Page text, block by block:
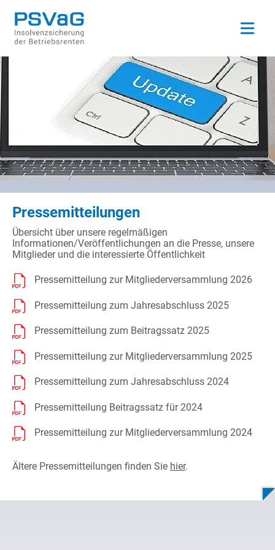
Open
Pressemitteilungen
Übersicht über unsere regelmäßigen
Informationen/Veröffentlichungen an die Presse, unsere
Mitglieder und die interessierte Öffentlichkeit
Pressemitteilung zur Mitgliederversammlung 2026
Pressemitteilung zum Jahresabschluss 2025
Pressemitteilung zum Beitragssatz 2025
Pressemitteilung zur Mitgliederversammlung 2025
Pressemitteilung zum Jahresabschluss 2024
Pressemitteilung Beitragssatz für 2024
Pressemitteilung zur Mitgliederversammlung 2024
Ältere Pressemitteilungen finden Sie hier.